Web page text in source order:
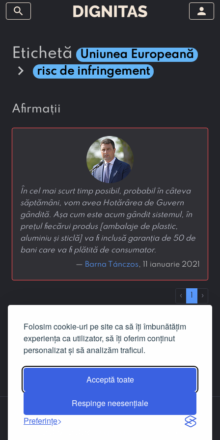
Folosim cookie-uri pe site ca să îți îmbunătățim
experiența ca utilizator, să îți oferim conținut
personalizat și să analizăm traficul.
Acceptă toate
Respinge neesențiale
Preferințe
search person
etichetă Uniunea Europeană
chevron_right risc de infringement
afirmații
În cel mai scurt timp posibil, probabil în câteva
săptămâni, vom avea Hotărârea de Guvern
gândită. Așa cum este acum gândit sistemul, în
prețul fiecărui produs [ambalaje de plastic,
aluminiu și sticlă] va fi inclusă garanția de 50 de
bani care va fi plătită de consumator.
— Barna Tánczos, 11 ianuarie 2021
‹ ›
Despre noi Contact Facebook LinkedIn